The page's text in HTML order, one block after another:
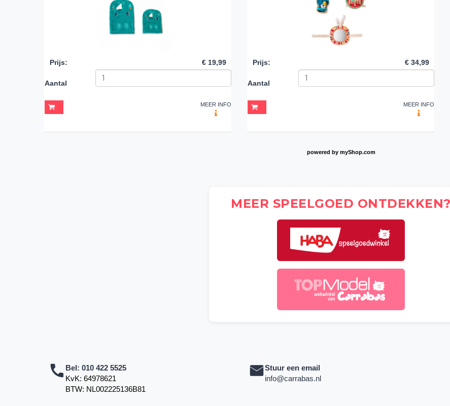
Prijs: € 19,99
Aantal
MEER INFO
Prijs: € 34,99
Aantal
MEER INFO
powered by myShop.com
MEER SPEELGOED ONTDEKKEN?
Bel: 010 422 5525
KvK: 64978621
BTW: NL002225136B81
Stuur een email
info@carrabas.nl